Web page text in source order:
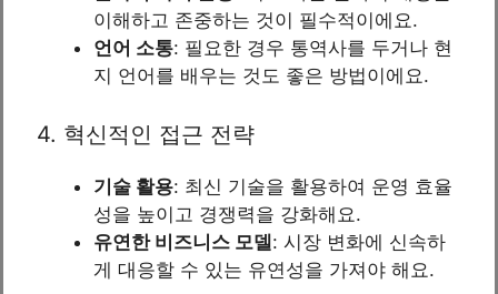
이해하고 존중하는 것이 필수적이에요.
언어 소통: 필요한 경우 통역사를 두거나 현
지 언어를 배우는 것도 좋은 방법이에요.
4. 혁신적인 접근 전략
기술 활용: 최신 기술을 활용하여 운영 효율
성을 높이고 경쟁력을 강화해요.
유연한 비즈니스 모델: 시장 변화에 신속하
게 대응할 수 있는 유연성을 가져야 해요.